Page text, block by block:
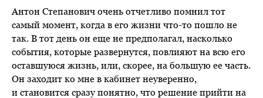
Антон Степанович очень отчетливо помнил тот
самый момент, когда в его жизни что-то пошло не
так. В тот день он еще не предполагал, насколько
события, которые развернутся, повлияют на всю его
оставшуюся жизнь, или, скорее, на большую ее часть.
Он заходит ко мне в кабинет неуверенно,
и становится сразу понятно, что решение прийти на